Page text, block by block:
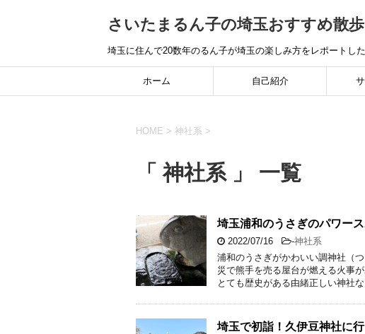
さいたまるん子の埼玉おすすめ散歩
埼玉に住んで20数年のるん子が埼玉の楽しみ方をレポートし
ホーム 自己紹介
HOME > 神社系 >
「 神社系 」 一覧
埼玉浦和のうさぎのパワー
2022/07/16 -神社系
浦和のうさぎがかわいい調神社（
災で熊手を売る屋台が燃える火事
とても歴史がある由緒正しい神社
埼玉で初詣！久伊豆神社に行